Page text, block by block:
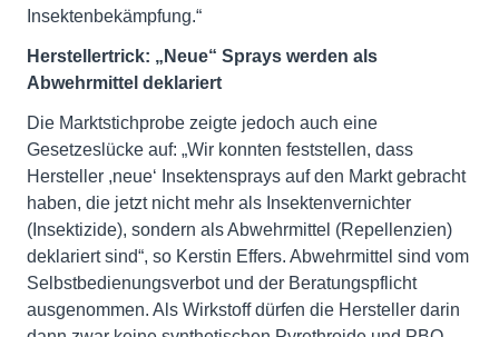
Insektenbekämpfung.“
Herstellertrick: „Neue“ Sprays werden als
Abwehrmittel deklariert
Die Marktstichprobe zeigte jedoch auch eine
Gesetzeslücke auf: „Wir konnten feststellen, dass
Hersteller ,neue‘ Insektensprays auf den Markt gebracht
haben, die jetzt nicht mehr als Insektenvernichter
(Insektizide), sondern als Abwehrmittel (Repellenzien)
deklariert sind“, so Kerstin Effers. Abwehrmittel sind vom
Selbstbedienungsverbot und der Beratungspflicht
ausgenommen. Als Wirkstoff dürfen die Hersteller darin